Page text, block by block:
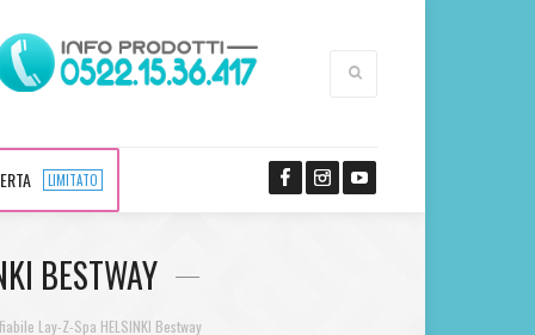
LIMITATO
BESTWAY
Lay-Z-Spa HELSINKI Bestway